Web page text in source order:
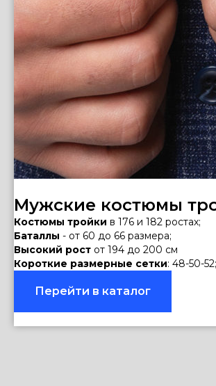
Мужские костюмы
Костюмы тройки в 176 и 182 ростах;
Баталлы - от 60 до 66 размера;
Высокий рост от 194 до 200 см
Короткие размерные сетки: 48-50-
Перейти в каталог